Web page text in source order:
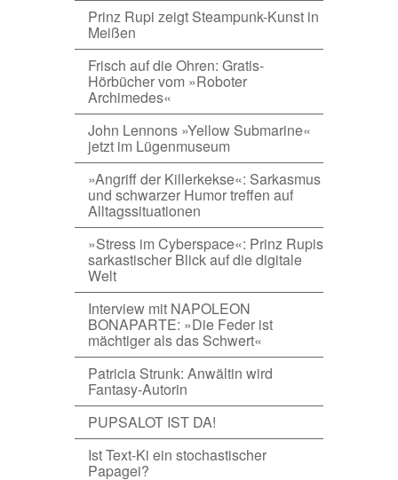
Prinz Rupi zeigt Steampunk-Kunst in
Meißen
Frisch auf die Ohren: Gratis-
Hörbücher vom »Roboter
Archimedes«
John Lennons »Yellow Submarine«
jetzt im Lügenmuseum
»Angriff der Killerkekse«: Sarkasmus
und schwarzer Humor treffen auf
Alltagssituationen
»Stress im Cyberspace«: Prinz Rupis
sarkastischer Blick auf die digitale
Welt
Interview mit NAPOLEON
BONAPARTE: »Die Feder ist
mächtiger als das Schwert«
Patricia Strunk: Anwältin wird
Fantasy-Autorin
PUPSALOT IST DA!
Ist Text-Ki ein stochastischer
Papagei?